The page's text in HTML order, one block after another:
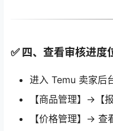
✅ 四、查看审核进度
进入 Temu 卖家后
【商品管理】→【
【价格管理】→ 查